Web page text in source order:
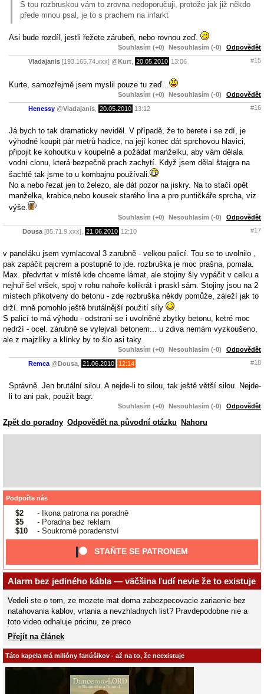
S tou rozbruskou vám to zrovna nedoporučuji, protože jak již někdo
přede mnou psal, je to s prachem na infarkt
Asi bude rozdíl, jestli řežete zárubeň, nebo rovnou zeď.
Souhlasím (+0) Nesouhlasím (-0) Odpovědět
Vladajanis [193.165.74.xxx] @Kurt 20.05.2010 13:06 #15
Kurte, samozřejmě jsem myslil pouze tu zeď...
Souhlasím (+0) Nesouhlasím (-0) Odpovědět
Henessy @Vladajanis 20.05.2010 13:12 #16
Já bych to tak dramaticky neviděl. V případě, že to berete i se zdí, je
výhodné koupit pár metrů hadice, na její konec dát sprchovou hlavici,
připojit ke kohoutku v koupelně a požádat manželku, aby vám dělala
vodní clonu, která bezpečně prach zachytí. Když jsem dělal štajgra na
šachtě tak jsme to u kombajnu používali.
No a nebo řezat jen to železo, ale dát pozor na jiskry. Na to stačí opět
manželka, krabice,nebo kousek starého lina a pro puntičkáře sprcha, viz
výše.
Souhlasím (+0) Nesouhlasím (-0) Odpovědět
Dousa [85.71.9.xxx], 21.06.2010 12:10 #17
v paneláku jsem vymlacoval 3 zarubně - velkou palicí. Tou se to uvolnilo ,
pak zapáčit pajcrem a postupně to jde. rozbruška je moc prašna, pomala.
Max. předvrtat v místě kde chceme lámat, ale stojiny šly vypáčit v celku a
nejhuř šel vršek, spoj v rohu nahoře kolikrát i praskl sám. Stojiny jsou na 2
místech přikotveny do betonu - zde rozbruška někdy pomůže, záleží jak to
drží. mně pomohlo ještě brutálnější použití síly
S palicí to má výhodu - odstraní se i uvolněné zbytky betonu, ketré moc
nedrží - ocel. zárubně se vylejvali betonem... u zdiva nemám vyzkoušeno,
ale z majzlíky a klínky by to šlo asi taky.
Souhlasím (+0) Nesouhlasím (-0) Odpovědět
Remca @Dousa 21.06.2010 12:14 #18
Správně. Jen brutální silou. A nejde-li to silou, tak ještě větší silou. Nejde-
li to ani pak, použít bagr.
Souhlasím (+0) Nesouhlasím (-0) Odpovědět
Zpět do poradny Odpovědět na původní otázku Nahoru
Podpořte nás
$2
- Ikona patrona na poradně
$5
- Poradna bez reklam
$10
- Soukromé poradenství
STAŇTE SE PATRONEM
Alarm bez jediného kábla — väčšina ľudí nevie že to existuje
Vedeli ste o tom, ze mozete mat doma zabezpecovacie zariaenie bez
natahovania kablov, vrtania a nevzhladnych list? Pravdepodobne nie a
toto video odhaluje pricinu, ze preco
Přejít na článek
Táto kapela má milióny fanúšikov - až na to, že neexistuje